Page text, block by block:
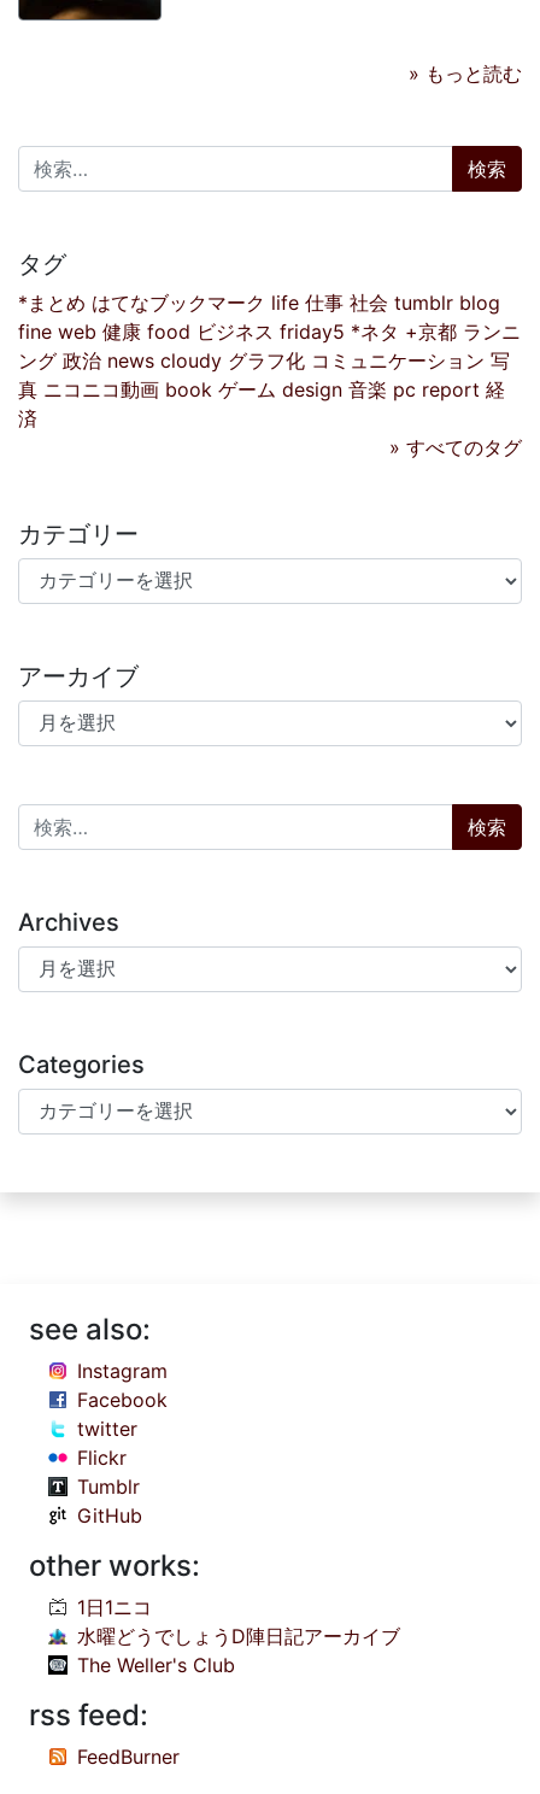
» もっと読む
検索:
タグ
*まとめ はてなブックマーク life 仕事 社会 tumblr blog
fine web 健康 food ビジネス friday5 *ネタ +京都 ランニ
ング 政治 news cloudy グラフ化 コミュニケーション 写
真 ニコニコ動画 book ゲーム design 音楽 pc report 経
済
» すべてのタグ
カテゴリー
カテゴリー
アーカイブ
アーカイブ
検索:
Archives
Archives
Categories
Categories
see also:
Instagram
Facebook
twitter
Flickr
Tumblr
GitHub
other works:
1日1ニコ
水曜どうでしょうD陣日記アーカイブ
The Weller's Club
rss feed:
FeedBurner